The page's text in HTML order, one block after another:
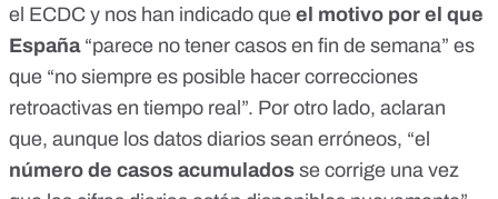
el ECDC y nos han indicado que el motivo por el que
España“parece no tener casos en fin de semana” es
que “no siempre es posible hacer correcciones
retroactivas en tiempo real”. Por otro lado, aclaran
que, aunque los datos diarios sean erróneos, “el
número de casos acumulados se corrige una vez